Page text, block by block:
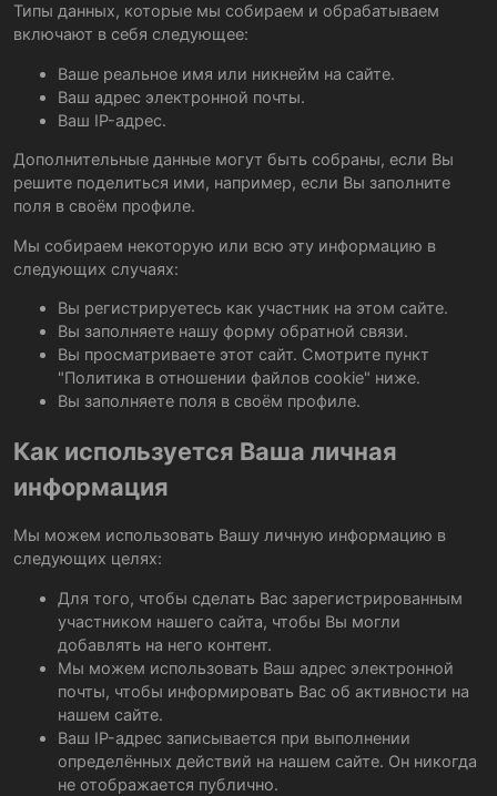
Типы данных, которые мы собираем и обрабатываем
включают в себя следующее:
Ваше реальное имя или никнейм на сайте.
Ваш адрес электронной почты.
Ваш IP-адрес.
Дополнительные данные могут быть собраны, если Вы
решите поделиться ими, например, если Вы заполните
поля в своём профиле.
Мы собираем некоторую или всю эту информацию в
следующих случаях:
Вы регистрируетесь как участник на этом сайте.
Вы заполняете нашу форму обратной связи.
Вы просматриваете этот сайт. Смотрите пункт
"Политика в отношении файлов cookie" ниже.
Вы заполняете поля в своём профиле.
Как используется Ваша личная
информация
Мы можем использовать Вашу личную информацию в
следующих целях:
Для того, чтобы сделать Вас зарегистрированным
участником нашего сайта, чтобы Вы могли
добавлять на него контент.
Мы можем использовать Ваш адрес электронной
почты, чтобы информировать Вас об активности на
нашем сайте.
Ваш IP-адрес записывается при выполнении
определённых действий на нашем сайте. Он никогда
не отображается публично.